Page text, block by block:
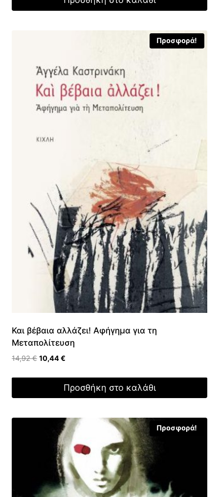
16,00 €.είναι:
Προσφορά!
Και βέβαια αλλάζει! Αφήγημα για τη
Μεταπολίτευση
14,92€ Original
was:
14,92 €.
10,44€
τιμή
είναι:
Προσθήκη στο καλάθι
Προσφορά!